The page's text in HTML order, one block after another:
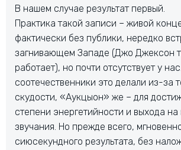
В нашем случае результат первый.
Практика такой записи – живой
фактически без публики, нередко
загнивающем Западе (Джо Джексон
работает), но почти отсутствует у
соотечественники это делали из-за
скудости, «Аукцыон» же – для
степени энергетийности и выхода
звучания. Но прежде всего,
сиюсекундного результата, без